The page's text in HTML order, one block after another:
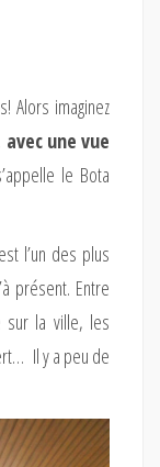
Alors imaginez
une vue
le Bota
l’un des plus
présent. Entre
sur la ville, les
Il y a peu de